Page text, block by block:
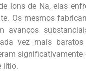
íons de Na, elas
Os mesmos
avanços
vez mais
lítio.